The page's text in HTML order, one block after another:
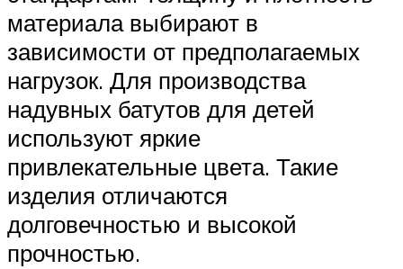
материала выбирают в
зависимости от предполагаемых
нагрузок. Для производства
надувных батутов для детей
используют яркие
привлекательные цвета. Такие
изделия отличаются
долговечностью и высокой
прочностью.